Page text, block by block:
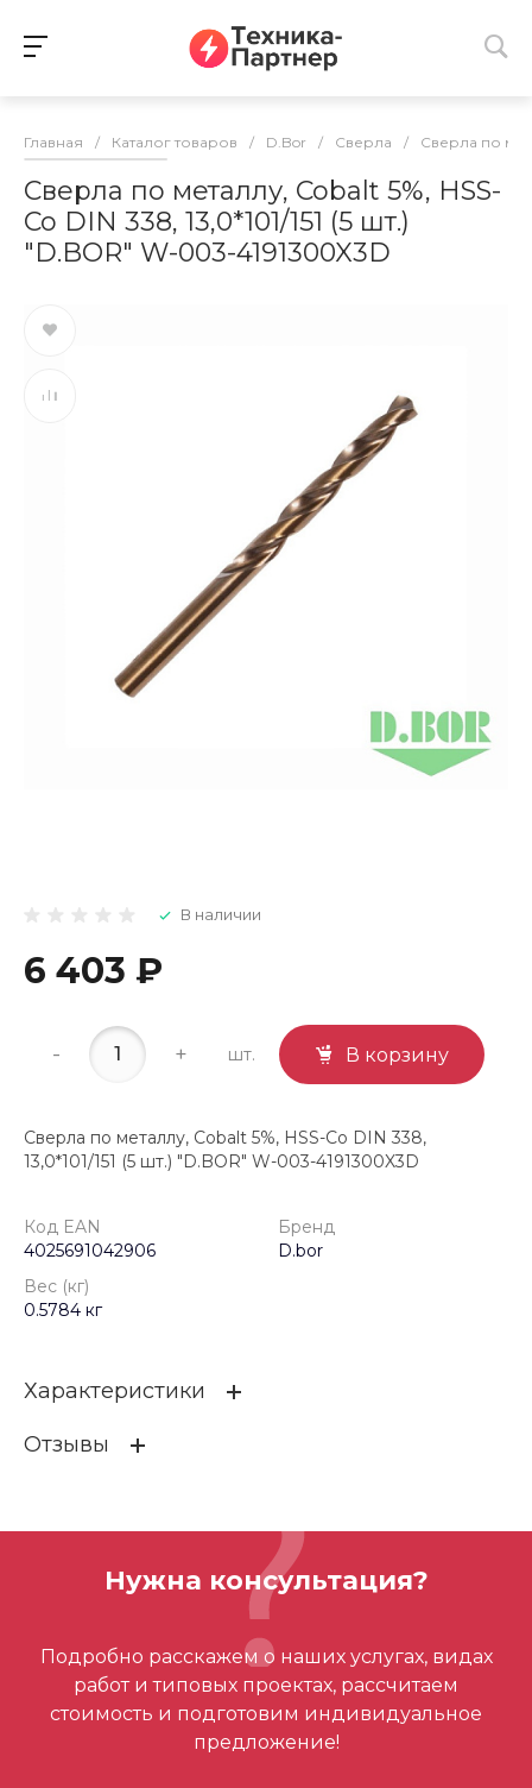
Главная / Каталог товаров / D.Bor / Сверла / Сверла по
Сверла по металлу, Cobalt 5%, HSS-
Co DIN 338, 13,0*101/151 (5 шт.)
"D.BOR" W-003-4191300X3D
В наличии
6 403 ₽
- + шт. В корзину
Сверла по металлу, Cobalt 5%, HSS-Co DIN 338,
13,0*101/151 (5 шт.) "D.BOR" W-003-4191300X3D
Код EAN
4025691042906
Бренд
D.bor
Вес (кг)
0.5784 кг
Характеристики
Код EAN
0.5784 кг
Отзывы
Отзывов ещё нет – ваш может стать
первым
Нужна консультация?
Подробно расскажем о наших услугах, видах
работ и типовых проектах, рассчитаем
стоимость и подготовим индивидуальное
предложение!